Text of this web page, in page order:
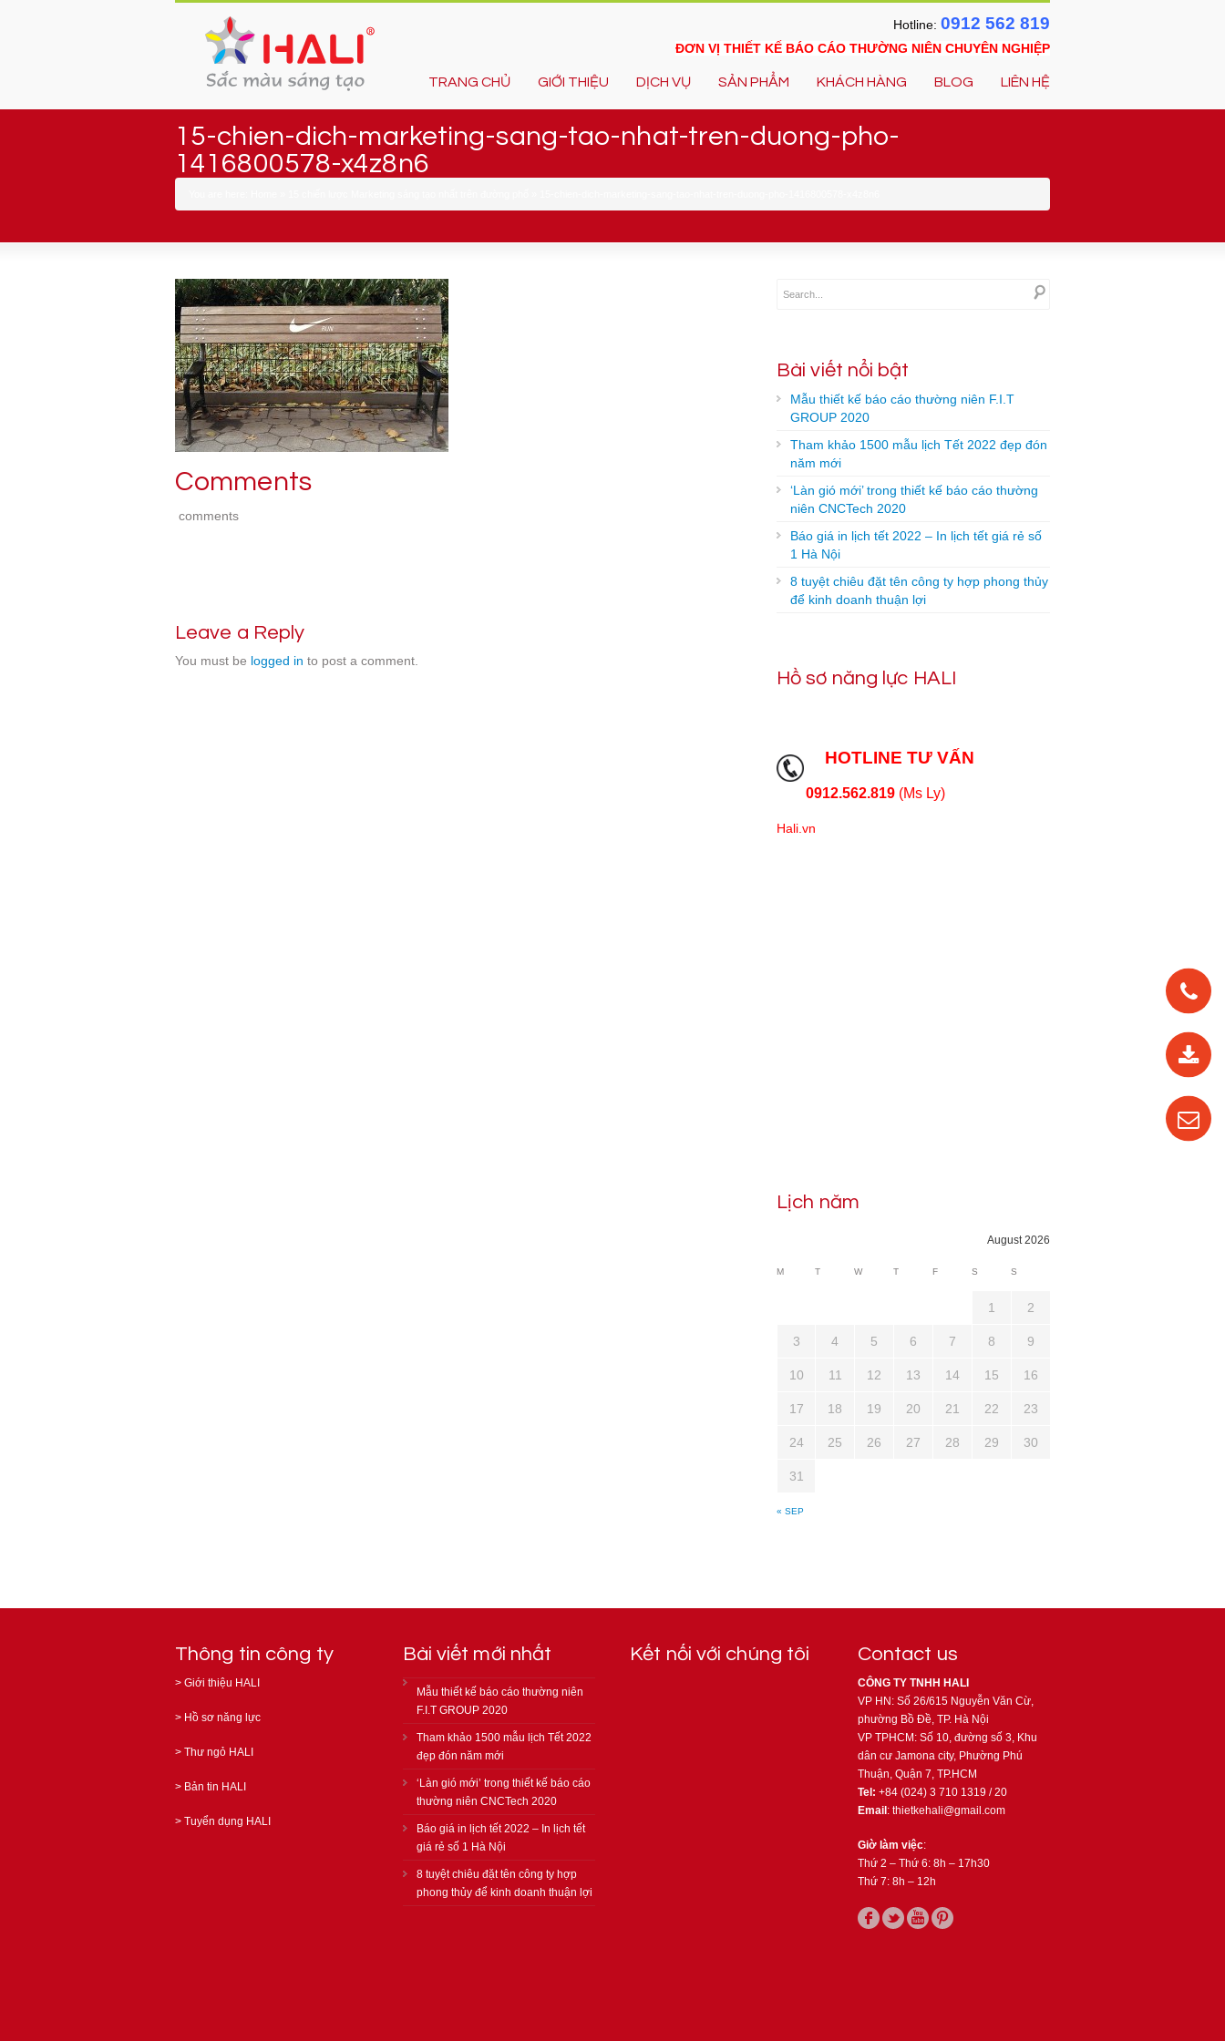
Hotline: 0912 562 819
ĐƠN VỊ THIẾT KẾ BÁO CÁO THƯỜNG NIÊN CHUYÊN NGHIỆP
TRANG CHỦ GIỚI THIỆU DỊCH VỤ SẢN PHẨM KHÁCH HÀNG BLOG LIÊN HỆ
15-chien-dich-marketing-sang-tao-nhat-tren-duong-pho-
1416800578-x4z8n6
Comments
comments
Leave a Reply
You must be logged in to post a comment.
Bài viết nổi bật
Mẫu thiết kế báo cáo thường niên F.I.T
GROUP 2020
Tham khảo 1500 mẫu lịch Tết 2022 đẹp đón
năm mới
‘Làn gió mới’ trong thiết kế báo cáo thường
niên CNCTech 2020
Báo giá in lịch tết 2022 – In lịch tết giá rẻ số
1 Hà Nội
8 tuyệt chiêu đặt tên công ty hợp phong thủy
để kinh doanh thuận lợi
Hồ sơ năng lực HALI
HOTLINE TƯ VẤN
0912.562.819 (Ms Ly)
Hali.vn
Lịch năm
August 2026
M T W T F S S
« SEP
1 2
3 4 5 6 7 8 9
10 11 12 13 14 15 16
17 18 19 20 21 22 23
24 25 26 27 28 29 30
31
Thông tin công ty
> Giới thiệu HALI
> Hồ sơ năng lực
> Thư ngỏ HALI
> Bản tin HALI
> Tuyển dụng HALI
Bài viết mới nhất
Mẫu thiết kế báo cáo thường niên
F.I.T GROUP 2020
Tham khảo 1500 mẫu lịch Tết 2022
đẹp đón năm mới
‘Làn gió mới’ trong thiết kế báo cáo
thường niên CNCTech 2020
Báo giá in lịch tết 2022 – In lịch tết
giá rẻ số 1 Hà Nội
8 tuyệt chiêu đặt tên công ty hợp
phong thủy để kinh doanh thuận lợi
Kết nối với chúng tôi Contact us
CÔNG TY TNHH HALI
VP HN: Số 26/615 Nguyễn Văn Cừ,
phường Bồ Đề, TP. Hà Nội
VP TPHCM: Số 10, đường số 3, Khu
dân cư Jamona city, Phường Phú
Thuận, Quận 7, TP.HCM
Tel: +84 (024) 3 710 1319 / 20
Email : thietkehali@gmail.com
Giờ làm việc:
Thứ 2 – Thứ 6: 8h – 17h30
Thứ 7: 8h – 12h